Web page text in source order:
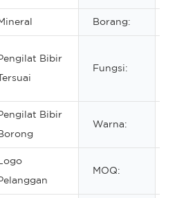
Borang:
Bibir
Tersuai
Fungsi:
Bibir
Warna:
Logo
MOQ: